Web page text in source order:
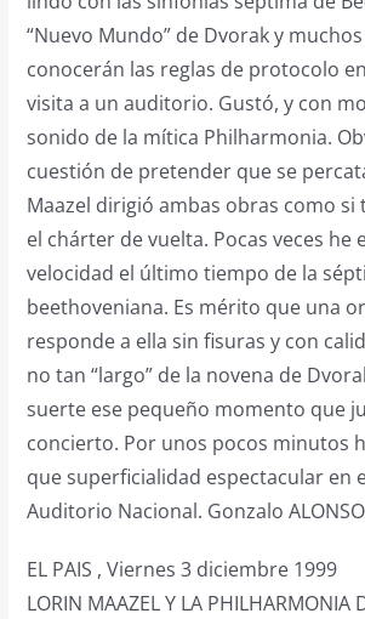
“Nuevo Mundo” de Dvorak y
conocerán las reglas de protocolo
visita a un auditorio. Gustó, y con
sonido de la mítica Philharmonia.
cuestión de pretender que se
Maazel dirigió ambas obras como si
el chárter de vuelta. Pocas veces he
velocidad el último tiempo de la
beethoveniana. Es mérito que una
responde a ella sin fisuras y con
no tan “largo” de la novena de
suerte ese pequeño momento que
concierto. Por unos pocos minutos
que superficialidad espectacular en
Auditorio Nacional. Gonzalo ALONSO
EL PAIS , Viernes 3 diciembre 1999
LORIN MAAZEL Y LA PHILHARMONIA